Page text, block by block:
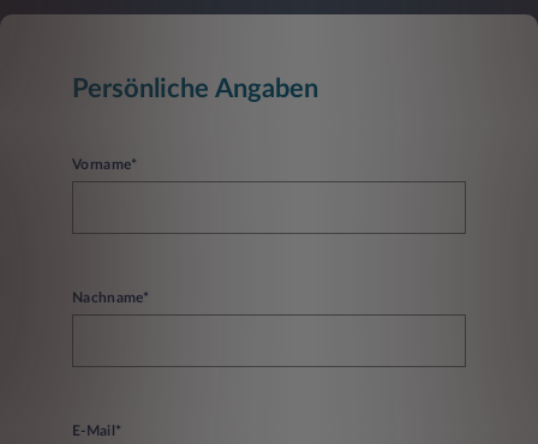
Persönliche Angaben
Vorname*
Nachname*
E-Mail*